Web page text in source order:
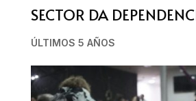
SECTOR DA
ÚLTIMOS 5 AÑOS